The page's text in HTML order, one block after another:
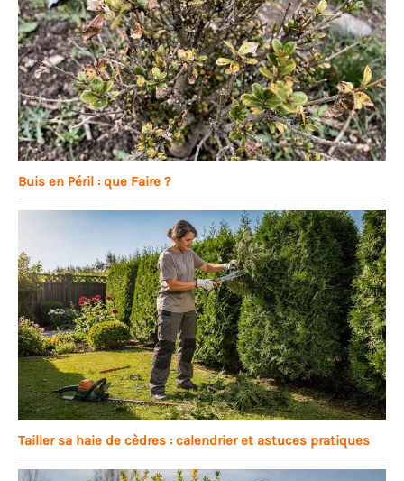
Buis en Péril : que Faire ?
Tailler sa haie de cèdres : calendrier et astuces pratiques